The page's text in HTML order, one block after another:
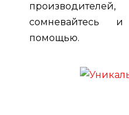
сомневайтесь
помощью.